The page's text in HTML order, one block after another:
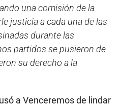
una comisión de la
justicia a cada una de las
durante las
partidos se pusieron de
su derecho a la
a Venceremos de lindar